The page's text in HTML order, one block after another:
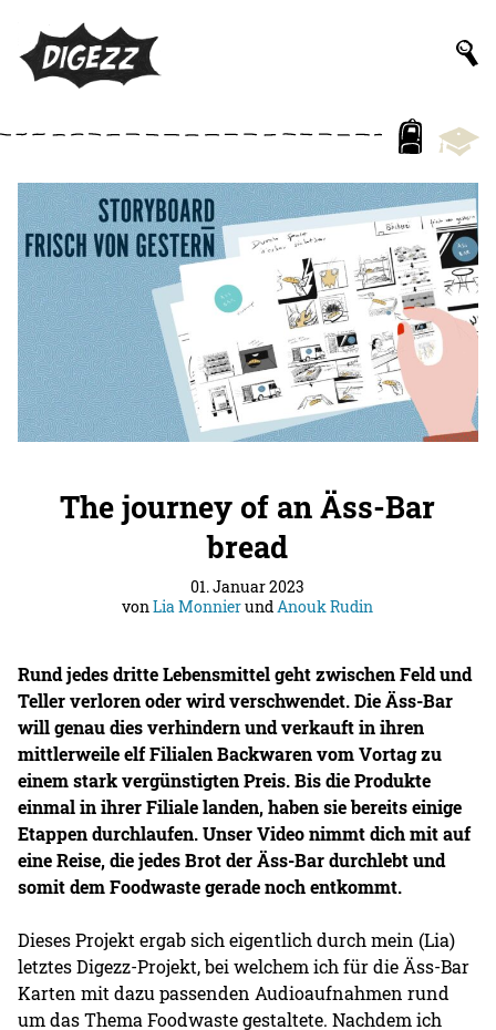
The journey of an Äss-Bar
bread
01. Januar 2023
vonLia MonnierundAnouk Rudin
Rund jedes dritte Lebensmittel geht zwischen Feld und
Teller verloren oder wird verschwendet. Die Äss-Bar
will genau dies verhindern und verkauft in ihren
mittlerweile elf Filialen Backwaren vom Vortag zu
einem stark vergünstigten Preis. Bis die Produkte
einmal in ihrer Filiale landen, haben sie bereits einige
Etappen durchlaufen. Unser Video nimmt dich mit auf
eine Reise, die jedes Brot der Äss-Bar durchlebt und
somit dem Foodwaste gerade noch entkommt.
Dieses Projekt ergab sich eigentlich durch mein (Lia)
letztes Digezz-Projekt, bei welchem ich für die Äss-Bar
Karten mit dazu passenden Audioaufnahmen rund
um das Thema Foodwaste gestaltete. Nachdem ich